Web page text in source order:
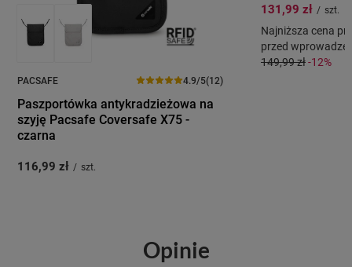
PACSAFE 4.9/5(12)
Paszportówka antykradzieżowa na
szyję Pacsafe Coversafe X75 -
czarna
116,99 zł / szt.
131,99 zł / szt.
Najniższa cena
przed
149,99 zł-12%
Opinie